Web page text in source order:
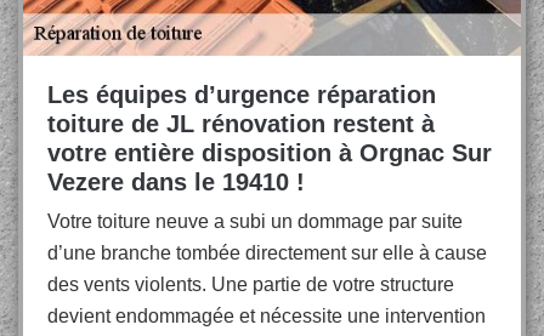
Les équipes d’urgence réparation
toiture de JL rénovation restent à
votre entière disposition à Orgnac Sur
Vezere dans le 19410 !
Votre toiture neuve a subi un dommage par suite
d’une branche tombée directement sur elle à cause
des vents violents. Une partie de votre structure
devient endommagée et nécessite une intervention